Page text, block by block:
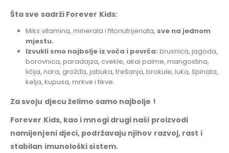
Šta sve sadrži Forever Kids:
Miks vitamina, minerala i fitonutrijenata, sve na jednom
mjestu.
Izvukli smo najbolje iz voća i povrća: brusnica, jagoda,
borovnica, paradajza, cvekle, akai palme, mangostina,
ličija, nara, grožđa, jabuka, trešanja, brokule, luka, špinata,
kelja, kupusa, mrkve i tikve.
Za svoju djecu želimo samo najbolje !
Forever Kids, kao i mnogi drugi naši proizvodi
namijenjeni djeci, podržavaju njihov razvoj, rast i
stabilan imunološki sistem.